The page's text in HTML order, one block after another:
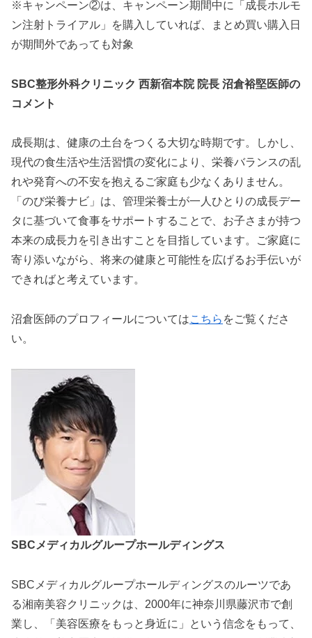
※キャンペーン②は、キャンペーン期間中に「成長ホルモ
ン注射トライアル」を購入していれば、まとめ買い購入日
が期間外であっても対象
SBC整形外科クリニック 西新宿本院 院長 沼倉裕堅医師の
コメント
成長期は、健康の土台をつくる大切な時期です。しかし、
現代の食生活や生活習慣の変化により、栄養バランスの乱
れや発育への不安を抱えるご家庭も少なくありません。
「のび栄養ナビ」は、管理栄養士が一人ひとりの成長デー
タに基づいて食事をサポートすることで、お子さまが持つ
本来の成長力を引き出すことを目指しています。ご家庭に
寄り添いながら、将来の健康と可能性を広げるお手伝いが
できればと考えています。
沼倉医師のプロフィールについてはこちら をご覧くださ
い。
SBCメディカルグループホールディングス
SBCメディカルグループホールディングスのルーツであ
る湘南美容クリニックは、2000年に神奈川県藤沢市で創
業し、「美容医療をもっと身近に」という信念をもって、